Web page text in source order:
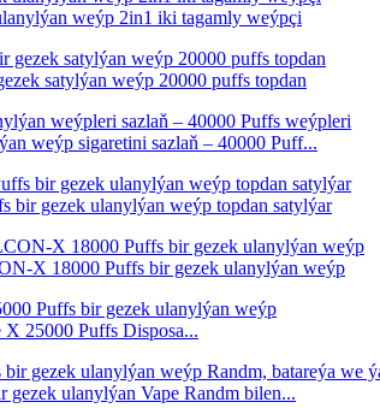
weýp 2in1 iki tagamly weýpçi
satylýan weýp 20000 puffs topdan
weýp sigaretini sazlaň – 40000 Puff...
bir gezek ulanylýan weýp topdan satylýar
X 18000 Puffs bir gezek ulanylýan weýp
25000 Puffs Disposa...
gezek ulanylýan Vape Randm bilen...